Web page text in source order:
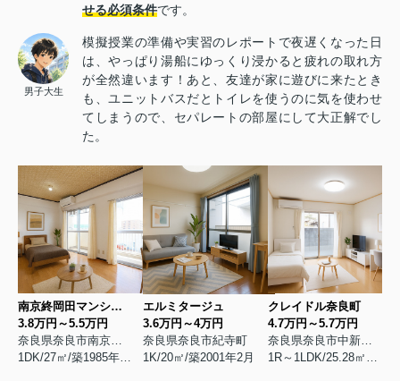
せる必須条件です。
男子大生
模擬授業の準備や実習のレポートで夜遅くなった日
は、やっぱり湯船にゆっくり浸かると疲れの取れ方
が全然違います！あと、友達が家に遊びに来たとき
も、ユニットバスだとトイレを使うのに気を使わせ
てしまうので、セパレートの部屋にして大正解でし
た。
南京終岡田マンションⅠ
3.8万円～5.5万円
奈良県奈良市南京終町
1DK/27㎡/築1985年12月
エルミタージュ
3.6万円～4万円
奈良県奈良市紀寺町
1K/20㎡/築2001年2月
クレイドル奈良町
4.7万円～5.7万円
奈良県奈良市中新屋町
1R～1LDK/25.28㎡～40.27㎡/築2000年8月